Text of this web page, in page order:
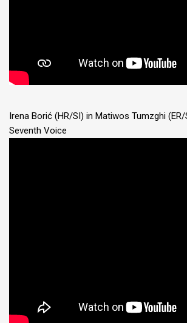
Irena Borić (HR/SI) in Matiwos Tumzghi
Seventh Voice